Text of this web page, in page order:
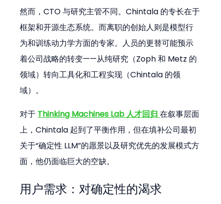
然而，CTO 与研究主管不同。Chintala 的专长在于
框架和开源生态系统。而离职的创始人则是模型行
为和训练动力学方面的专家。人员的更替可能预示
着公司战略的转变——从纯研究（Zoph 和 Metz 的
领域）转向工具化和工程实现（Chintala 的领
域）。
对于 Thinking Machines Lab 人才回归 在叙事层面
上，Chintala 起到了平衡作用，但在填补公司最初
关于“确定性 LLM”的愿景以及研究优先的发展模式方
面，他仍面临巨大的空缺。
用户需求：对确定性的渴求